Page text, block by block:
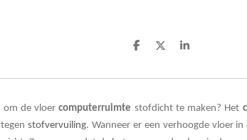
D
e
D
l
S
r
om de vloercomputerruimte stofdicht te maken? Het
stofvervuiling. Wanneer er een verhoogde vloer